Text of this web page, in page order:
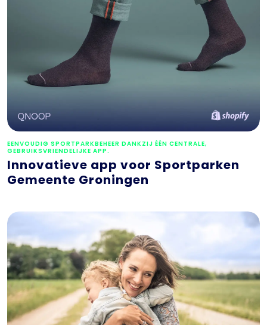
EENVOUDIG SPORTPARKBEHEER DANKZIJ ÉÉN CENTRALE,
GEBRUIKSVRIENDELIJKE APP.
Innovatieve app voor Sportparken
Gemeente Groningen